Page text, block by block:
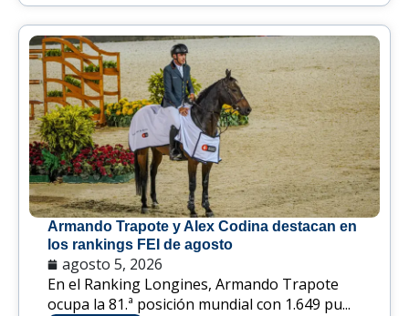
Armando Trapote y Alex Codina destacan en
los rankings FEI de agosto
agosto 5, 2026
En el Ranking Longines, Armando Trapote
ocupa la 81.ª posición mundial con 1.649 pu...